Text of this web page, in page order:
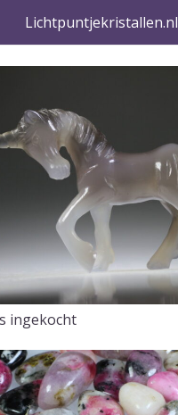
Lichtpuntjekristallen.nl
ingekocht